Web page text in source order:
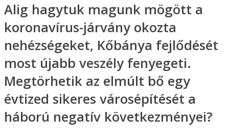
Alig hagytuk magunk mögött a
koronavírus-járvány okozta
nehézségeket, Kőbánya fejlődését
most újabb veszély fenyegeti.
Megtörhetik az elmúlt bő egy
évtized sikeres városépítését a
háború negatív következményei?